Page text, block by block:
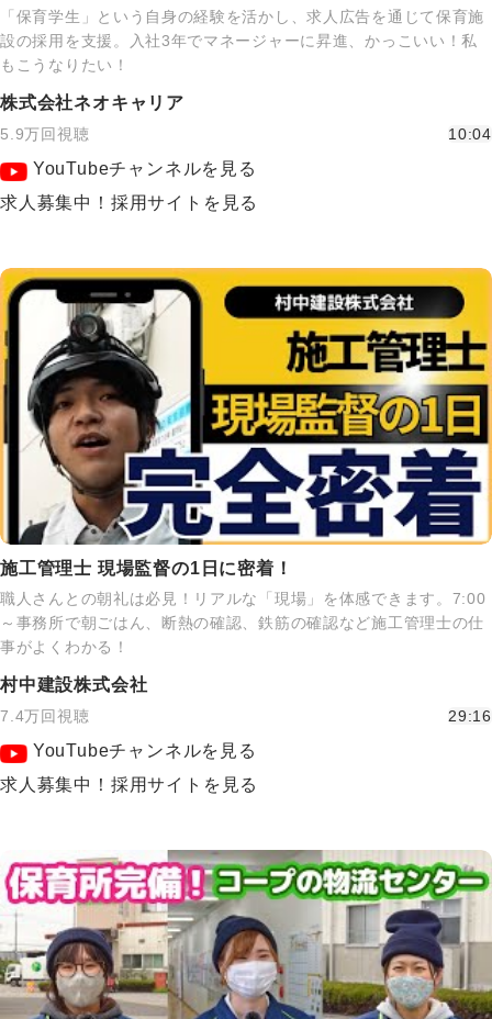
「保育学生」という自身の経験を活かし、求人広告を通じて保育施
設の採用を支援。入社3年でマネージャーに昇進、かっこいい！私
もこうなりたい！
株式会社ネオキャリア
5.9万回視聴 10:04
YouTubeチャンネルを見る
求人募集中！採用サイトを見る
施工管理士 現場監督の1日に密着！
職人さんとの朝礼は必見！リアルな「現場」を体感できます。7:00
～事務所で朝ごはん、断熱の確認、鉄筋の確認など施工管理士の仕
事がよくわかる！
村中建設株式会社
7.4万回視聴 29:16
YouTubeチャンネルを見る
求人募集中！採用サイトを見る